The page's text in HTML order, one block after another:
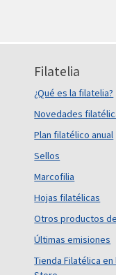
Filatelia
¿Qué es la filatelia?
Novedades
Plan filatélico anual
Sellos
Marcofilia
Hojas filatélicas
Otros productos
Últimas emisiones
Tienda Filatélica